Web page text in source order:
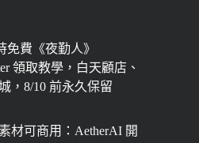
免費《夜勤人》
領取教學，白天顧店、
，8/10 前永久保留
材可商用：AetherAI 開